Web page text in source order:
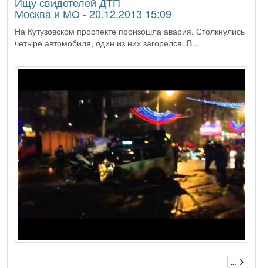
Москва и МО - 20.12.2013 15:09
На Кутузовском проспекте произошла авария. Столкнулись
четыре автомобиля, один из них загорелся. В...
...